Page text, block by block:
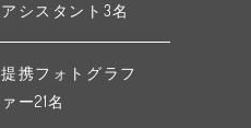
アシスタント3名
提携フォトグラフ
ァー21名